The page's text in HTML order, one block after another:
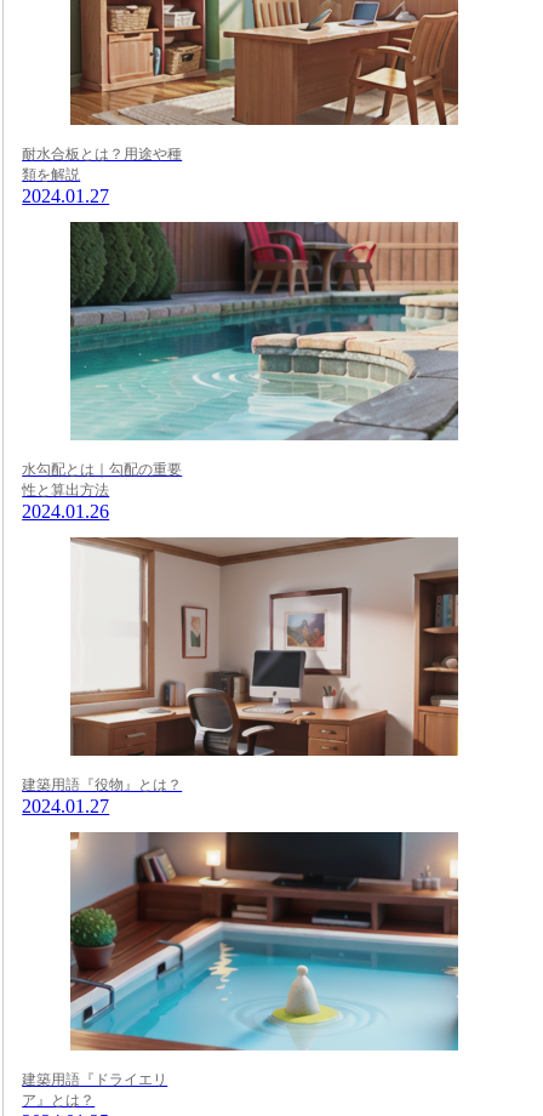
耐水合板とは？用途や種
類を解説
2024.01.27
水勾配とは｜勾配の重要
性と算出方法
2024.01.26
建築用語『役物』とは？
2024.01.27
建築用語『ドライエリ
ア』とは？